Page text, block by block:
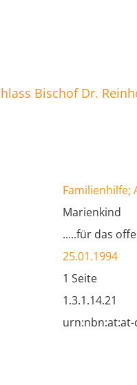
Bischof Dr.
Familienhilfe;
Marienkind
.....für das
25.01.1994
1 Seite
1.3.1.14.21
urn:nbn:at:at-